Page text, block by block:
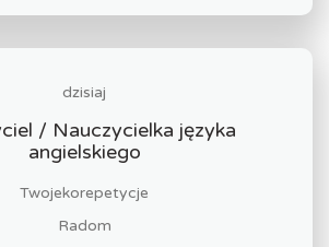
dzisiaj
/ Nauczycielka języka
angielskiego
Twojekorepetycje
Radom